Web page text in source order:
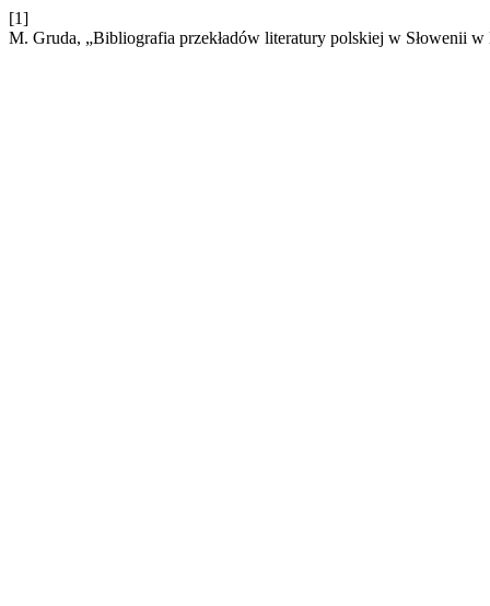
[1]
M. Gruda, „Bibliografia przekładów literatury polskiej w Słowenii